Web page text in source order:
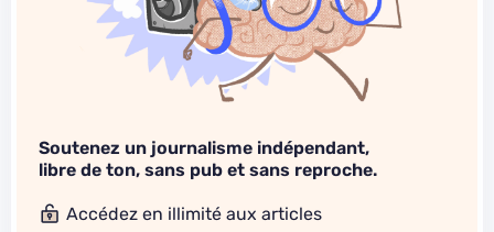
Soutenez un journalisme indépendant,
libre de ton, sans pub et sans reproche.
Accédez en illimité aux articles